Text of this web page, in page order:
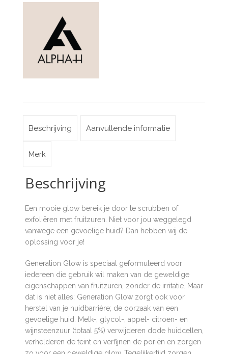
Beschrijving Aanvullende informatie
Merk
Beschrijving
Een mooie glow bereik je door te scrubben of
exfoliëren met fruitzuren. Niet voor jou weggelegd
vanwege een gevoelige huid? Dan hebben wij de
oplossing voor je!
Generation Glow is speciaal geformuleerd voor
iedereen die gebruik wil maken van de geweldige
eigenschappen van fruitzuren, zonder de irritatie. Maar
dat is niet alles; Generation Glow zorgt ook voor
herstel van je huidbarrière; de oorzaak van een
gevoelige huid. Melk-, glycol-, appel- citroen- en
wijnsteenzuur (totaal 5%) verwijderen dode huidcellen,
verhelderen de teint en verfijnen de poriën en zorgen